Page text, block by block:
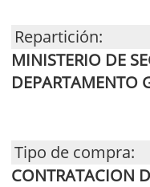
Repartición:
MINISTERIO DE
DEPARTAMENTO
Tipo de compra:
CONTRATACION